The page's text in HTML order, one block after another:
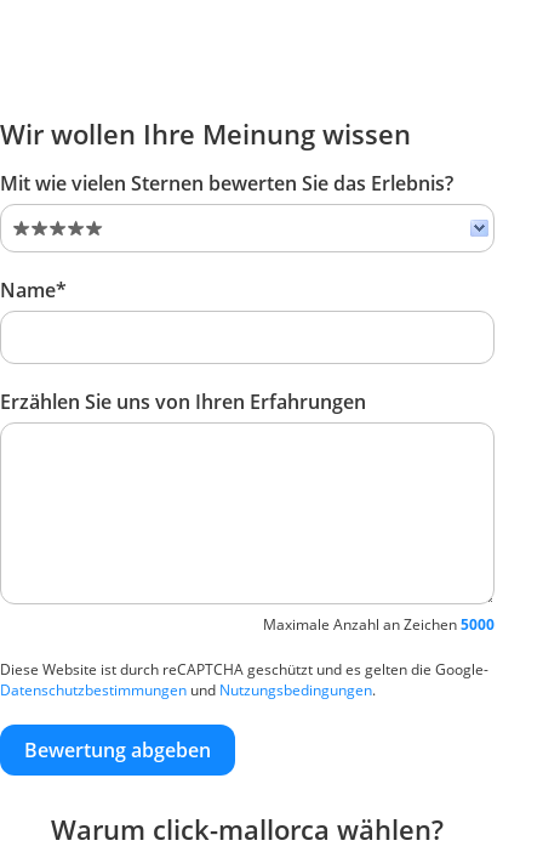
Wir wollen Ihre Meinung wissen
Mit wie vielen Sternen bewerten Sie das Erlebnis?
Name*
Erzählen Sie uns von Ihren Erfahrungen
Maximale Anzahl an Zeichen5000
Diese Website ist durch reCAPTCHA geschützt und es gelten die Google-
Datenschutzbestimmungen und Nutzungsbedingungen.
Bewertung abgeben
Warum click-mallorca wählen?